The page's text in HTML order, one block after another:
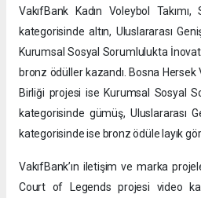
VakıfBank Kadın Voleybol
kategorisinde altın, Uluslararası
Kurumsal Sosyal Sorumlulukta
bronz ödüller kazandı. Bosna Hersek
Birliği projesi ise Kurumsal Sosyal
kategorisinde gümüş, Uluslararası
kategorisinde ise bronz ödüle layık
VakıfBank’ın iletişim ve marka
Court of Legends projesi video